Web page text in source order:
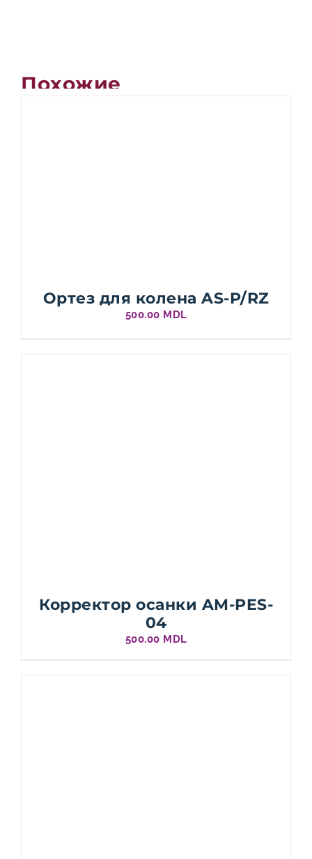
Похожие
Ортез для колена AS-P/RZ
500.00 MDL
Корректор осанки AM-PES-
04
500.00 MDL